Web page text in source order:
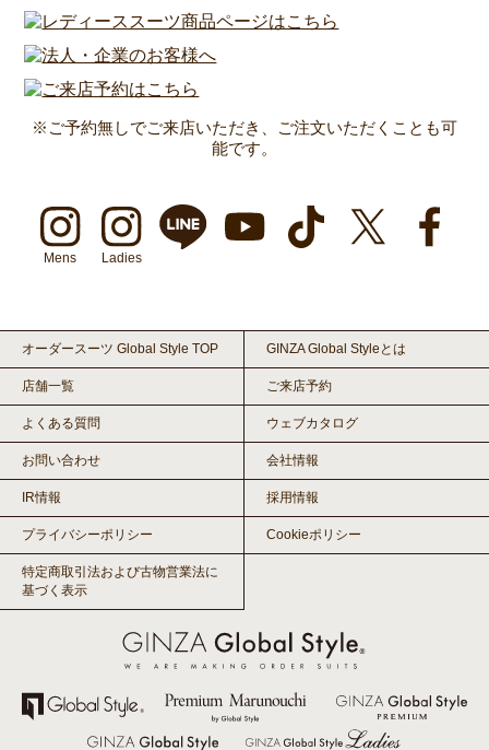
※ご予約無しでご来店いただき、ご注文いただくことも可
能です。
Mens Ladies
オーダースーツ Global Style TOP GINZA Global Styleとは
店舗一覧 ご来店予約
よくある質問 ウェブカタログ
お問い合わせ 会社情報
IR情報 採用情報
プライバシーポリシー Cookieポリシー
特定商取引法および古物営業法に
基づく表示